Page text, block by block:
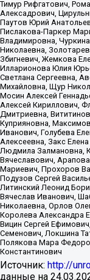
Тимур Рифгатович,
Алексадрович,
Паутов Юрий
Пислакова-Паркер
Владимировна,
Николаевна,
Збигневич, Жемкова
Илларионова Юлия
Светлана Сергеевна,
Михайловна, Щур
Мосин Алексей
Алексей Кириллович,
Дмитриевна,
Куприяновна,
Иванович, Голубева
Алексеевна, Закс
Людмила Залмановна,
Вячеславович,
Мариевич, Прохоров
Подузов Сергей
Литинский Леонид
Вячеслав Иванович,
Николаевна, Орлов
Королева Александра
Вицин Сергей
Семенович, Локшина
Полякова Мара
Константинович
Источник: http://
данные на